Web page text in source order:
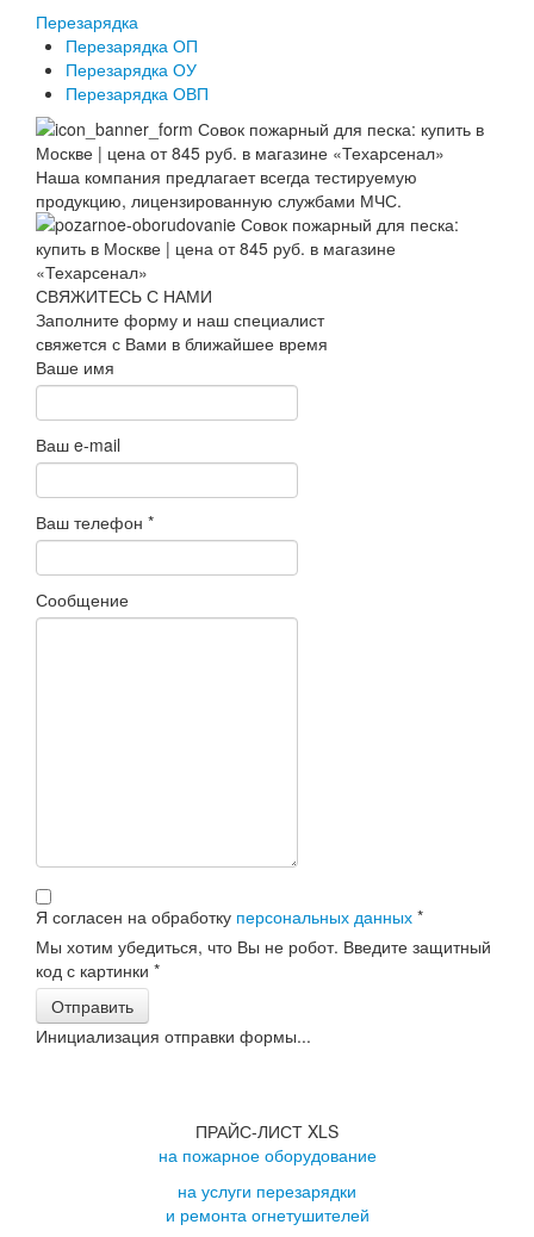
Перезарядка
Перезарядка ОП
Перезарядка ОУ
Перезарядка ОВП
Наша компания предлагает всегда тестируемую
продукцию, лицензированную службами МЧС.
СВЯЖИТЕСЬ С НАМИ
Заполните форму и наш специалист
свяжется с Вами в ближайшее время
Ваше имя
Ваш e-mail
Ваш телефон *
Сообщение
Я согласен на обработку персональных данных *
Мы хотим убедиться, что Вы не робот. Введите защитный
код с картинки *
Отправить
Инициализация отправки формы...
ПРАЙС-ЛИСТ XLS
на пожарное оборудование
на услуги перезарядки
и ремонта огнетушителей